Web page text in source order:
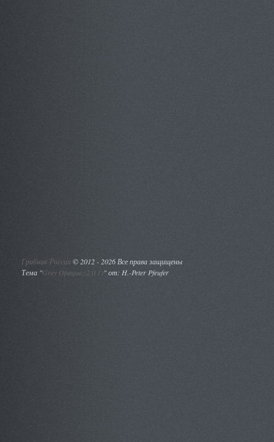
Грибник России ©2012 - 2026 Все права защищены
Тема "Grey Opaque (2.0.1)" от: H.-Peter Pfeufer